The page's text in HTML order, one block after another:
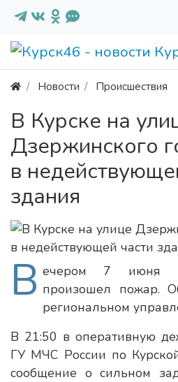
Новости Происшествия
В Курске на
Дзержинского
в
здания
В ечером 7 июня
произошел пожар.
региональном
В 21:50 в оперативную
ГУ МЧС России по
сообщение о сильном